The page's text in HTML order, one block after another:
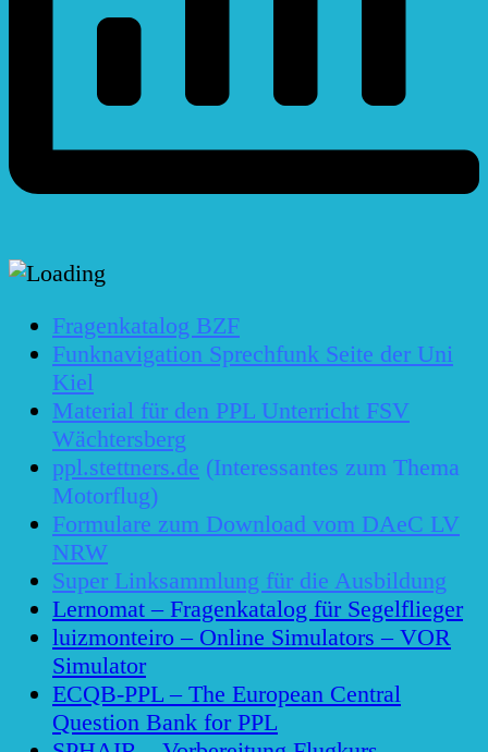
Fragenkatalog BZF
Funknavigation Sprechfunk Seite der Uni
Kiel
Material für den PPL Unterricht FSV
Wächtersberg
ppl.stettners.de (Interessantes zum Thema
Motorflug)
Formulare zum Download vom DAeC LV
NRW
Super Linksammlung für die Ausbildung
Lernomat – Fragenkatalog für Segelflieger
luizmonteiro – Online Simulators – VOR
Simulator
ECQB-PPL – The European Central
Question Bank for PPL